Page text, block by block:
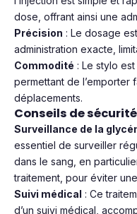
dose, offrant ainsi une
Précision : Le dosage
administration exacte,
Commodité : Le stylo
permettant de l’emporter
déplacements.
Conseils de
Surveillance de la
essentiel de surveiller
dans le sang, en
traitement, pour éviter
Suivi médical : Ce
d’un suivi médical,